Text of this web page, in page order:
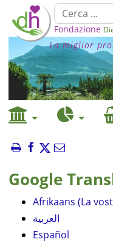
Fondazione
La miglior
Google
Afrikaans (La
العربية
Español